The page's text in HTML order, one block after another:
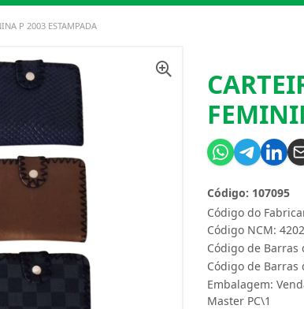
P 2003 ESTAMPADA
Código do
Código: 107095
Código NCM:
Código de Barras
Código de Barras
Embalagem:
Master PC\1